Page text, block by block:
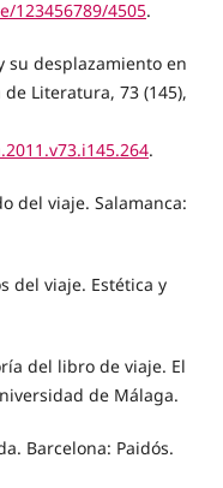
123456789/4505.
su desplazamiento en
Literatura, 73 (145),
.
del viaje. Salamanca:
del viaje. Estética y
del libro de viaje. El
de Málaga.
Barcelona: Paidós.